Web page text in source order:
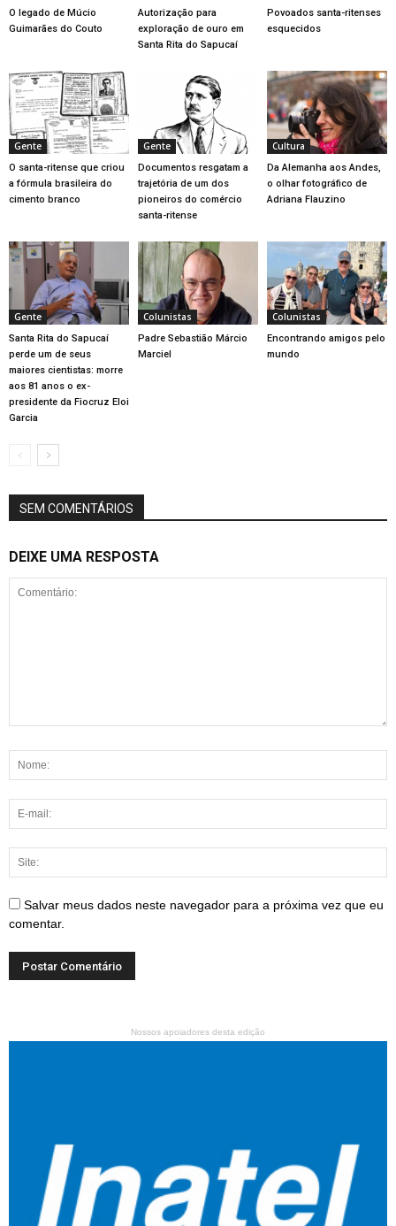
O legado de Múcio
Guimarães do Couto
Autorização para
exploração de ouro em
Santa Rita do Sapucaí
Povoados santa-ritenses
esquecidos
Gente
O santa-ritense que criou
a fórmula brasileira do
cimento branco
Gente
Documentos resgatam a
trajetória de um dos
pioneiros do comércio
santa-ritense
Cultura
Da Alemanha aos Andes,
o olhar fotográfico de
Adriana Flauzino
Gente
Santa Rita do Sapucaí
perde um de seus
maiores cientistas: morre
aos 81 anos o ex-
presidente da Fiocruz Eloi
Garcia
Colunistas
Padre Sebastião Márcio
Marciel
Colunistas
Encontrando amigos pelo
mundo
SEM COMENTÁRIOS
DEIXE UMA RESPOSTA
Salvar meus dados neste navegador para a próxima vez que eu
comentar.
Nossos apoiadores desta edição